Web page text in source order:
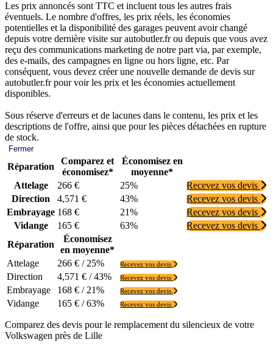
Les prix annoncés sont TTC et incluent tous les autres frais
éventuels. Le nombre d'offres, les prix réels, les économies
potentielles et la disponibilité des garages peuvent avoir changé
depuis votre dernière visite sur autobutler.fr ou depuis que vous avez
reçu des communications marketing de notre part via, par exemple,
des e-mails, des campagnes en ligne ou hors ligne, etc. Par
conséquent, vous devez créer une nouvelle demande de devis sur
autobutler.fr pour voir les prix et les économies actuellement
disponibles.
Sous réserve d'erreurs et de lacunes dans le contenu, les prix et les
descriptions de l'offre, ainsi que pour les pièces détachées en rupture
de stock.
Fermer
Réparation
Comparez et
économisez*
Économisez en
moyenne*
Attelage
266 € 25%
Recevez vos devis
Direction
4,571 € 43%
Recevez vos devis
Embrayage 168 € 21%
Recevez vos devis
Vidange
165 € 63%
Recevez vos devis
Réparation
Économisez
en moyenne*
Attelage
266 € / 25% Recevez vos devis
Direction 4,571 € / 43% Recevez vos devis
Embrayage 168 € / 21% Recevez vos devis
Vidange 165 € / 63% Recevez vos devis
Comparez des devis pour le remplacement du silencieux de votre
Volkswagen près de Lille